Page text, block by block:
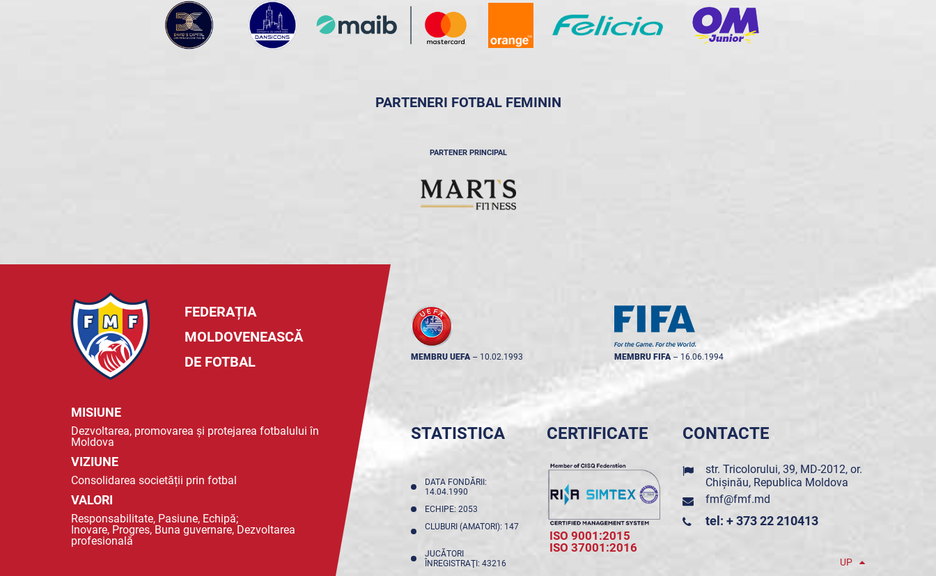
PARTENERI FOTBAL FEMININ
PARTENER PRINCIPAL
FEDERAȚIA
MOLDOVENEASCĂ
DE FOTBAL
MISIUNE
Dezvoltarea, promovarea și protejarea fotbalului în
Moldova
VIZIUNE
Consolidarea societății prin fotbal
VALORI
Responsabilitate, Pasiune, Echipă;
Inovare, Progres, Buna guvernare, Dezvoltarea
profesională
MEMBRU UEFA -- 10.02.1993 MEMBRU FIFA -- 16.06.1994
STATISTICA
DATA FONDĂRII:
14.04.1990
ECHIPE: 2053
CLUBURI (AMATORI): 147
JUCĂTORI
ÎNREGISTRAŢI: 43216
CERTIFICATE
ISO 9001:2015
ISO 37001:2016
CONTACTE
str. Tricolorului, 39, MD-2012, or.
Chișinău, Republica Moldova
fmf@fmf.md
tel: + 373 22 210413
UP